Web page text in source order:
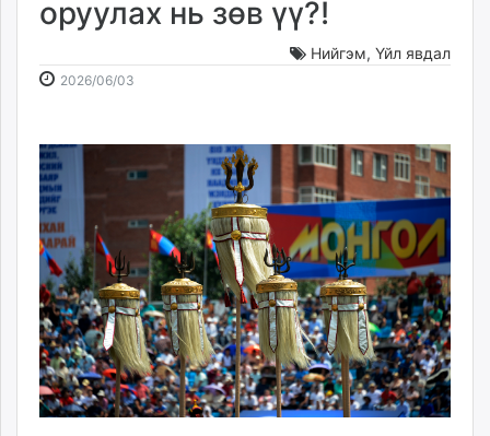
dorgio.mn
caak.mn
Baabar.mn
tovch.mn
ikon.mn
mnb.mn
Livetv.mn
Eguur.mn
24tsag.mn
shuud.mn
eagle.mn
ergelt.mn
оруулах нь зөв үү?!
Нийгэм, Үйл явдал
2026/06/03